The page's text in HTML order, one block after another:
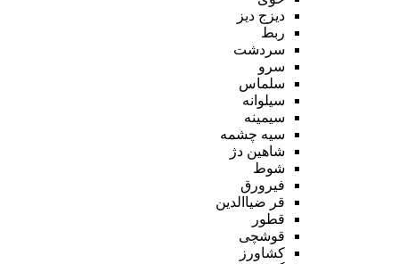
دیزج دیز
ربط
سردشت
سرو
سلماس
سیلوانه
سیمینه
سیه چشمه
شاهین دژ
شوط
فیرورق
قر ضیاالدین
قطور
قوشچی
کشاورز